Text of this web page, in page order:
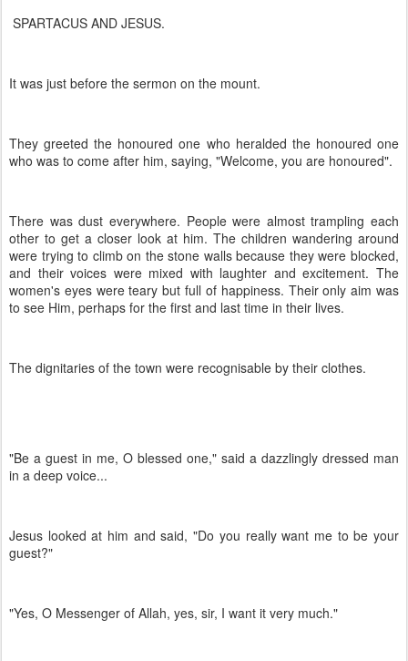
SPARTACUS AND JESUS.
It was just before the sermon on the mount.
They greeted the honoured one who heralded the honoured one
who was to come after him, saying, "Welcome, you are honoured".
There was dust everywhere. People were almost trampling each
other to get a closer look at him. The children wandering around
were trying to climb on the stone walls because they were blocked,
and their voices were mixed with laughter and excitement. The
women's eyes were teary but full of happiness. Their only aim was
to see Him, perhaps for the first and last time in their lives.
The dignitaries of the town were recognisable by their clothes.
"Be a guest in me, O blessed one," said a dazzlingly dressed man
in a deep voice...
Jesus looked at him and said, "Do you really want me to be your
guest?"
"Yes, O Messenger of Allah, yes, sir, I want it very much."